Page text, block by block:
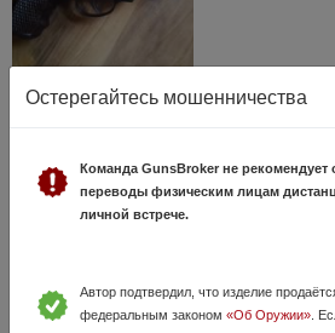
Бульдог. курс,
Пистолет бульдог курс. Новый. Без
Установлены деревянные Накладки на
Остерегайтесь мошенничества
Команда GunsBroker не рекомендует
переводы физическим лицам
личной встрече.
Автор подтвердил, что изделие
федеральным законом «Об Оружии».
VIP-объявления